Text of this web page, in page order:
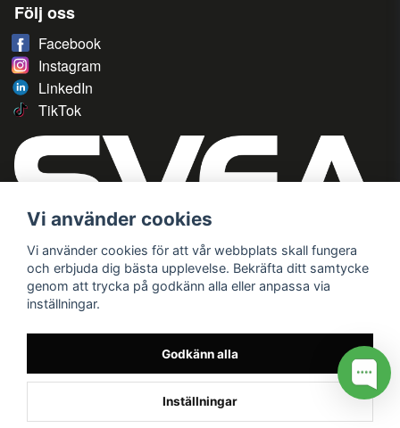
Följ oss
Facebook
Instagram
LinkedIn
TikTok
Vi använder cookies
Vi använder cookies för att vår webbplats skall fungera
och erbjuda dig bästa upplevelse. Bekräfta ditt samtycke
genom att trycka på godkänn alla eller anpassa via
inställningar.
Godkänn alla
Inställningar